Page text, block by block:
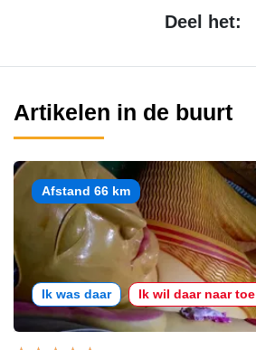
Deel het:
Artikelen in de buurt
Afstand 66 km
Ik was daar Ik wil daar naar toe